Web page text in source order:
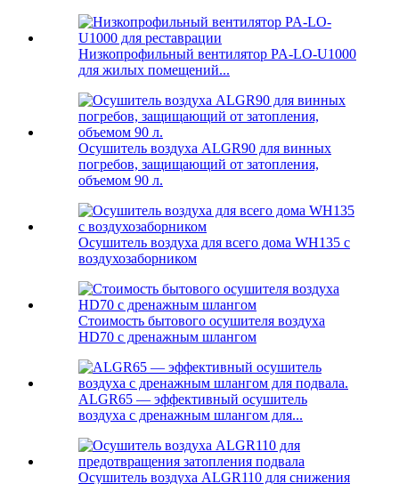
Низкопрофильный вентилятор PA-LO-U1000
для жилых помещений...
Осушитель воздуха ALGR90 для винных
погребов, защищающий от затопления,
объемом 90 л.
Осушитель воздуха для всего дома WH135 с
воздухозаборником
Стоимость бытового осушителя воздуха
HD70 с дренажным шлангом
ALGR65 — эффективный осушитель
воздуха с дренажным шлангом для...
Осушитель воздуха ALGR110 для снижения